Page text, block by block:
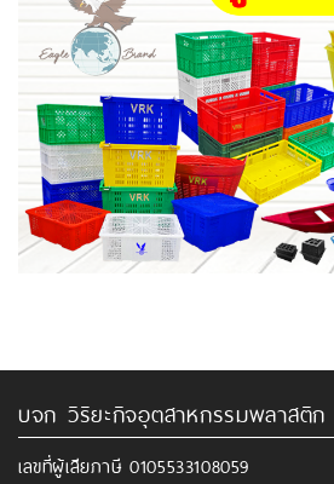
บจก วิริยะกิจอุตสาหกรรมพลาสติก
เลขที่ผู้เสียภาษี0105533108059